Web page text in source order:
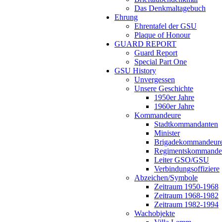
Das Denkmaltagebuch
Ehrung
Ehrentafel der GSU
Plaque of Honour
GUARD REPORT
Guard Report
Special Part One
GSU History
Unvergessen
Unsere Geschichte
1950er Jahre
1960er Jahre
Kommandeure
Stadtkommandanten
Minister
Leiter GSO/GSU
Verbindungsoffiziere
Abzeichen/Symbole
Zeitraum 1950-1968
Zeitraum 1968-1982
Zeitraum 1982-1994
Wachobjekte